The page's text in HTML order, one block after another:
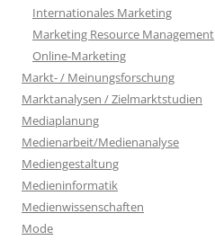
Internationales Marketing
Marketing Resource Management
Online-Marketing
Markt- / Meinungsforschung
Marktanalysen / Zielmarktstudien
Mediaplanung
Medienarbeit/Medienanalyse
Mediengestaltung
Medieninformatik
Medienwissenschaften
Mode